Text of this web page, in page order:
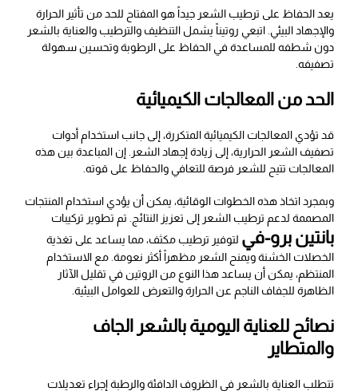
يعد الحفاظ على ترطيب الشعر جيداً هو المفتاح للحد من تأثير الحرارة
والإجهاد البيئي. اتبعي روتيناً يشمل التنظيف والترطيب والعناية بالشعر
دون شطفه للمساعدة في الحفاظ على الرطوبة وتحسين سهولة
تصفيفه.
الحد من المعالجات الكيميائية
قد تؤدي المعالجات الكيميائية المتكررة، إلى جانب استخدام أدوات
تصفيف الشعر الحرارية، إلى زيادة إجهاد الشعر. إن المباعدة بين هذه
المعالجات تتيح للشعر فرصة للتعافي والحفاظ على قوته.
وبمجرد اتخاذ هذه الخطوات الوقائية، يمكن أن يؤدي استخدام المنتجات
المصممة لدعم ترطيب الشعر إلى تعزيز النتائج. تم تطوير تركيبات
بانتين برو-في لتوفير ترطيب مكثف، مما يساعد على تغذية
الخصلات الخشنة ويمنح الشعر مظهراً أكثر نعومة. مع الاستخدام
المنتظم، يمكن أن يساعد هذا النوع من الروتين في تقليل الآثار
الظاهرة للجفاف الناجم عن الحرارة والتعرض للعوامل البيئية.
نصائح للعناية اليومية بالشعر الجاف
والمتطاير
تتطلب العناية بالشعر في الظروف الدافئة والرطبة إجراء تعديلات